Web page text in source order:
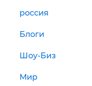
россия
Блоги
Шоу-Биз
Мир